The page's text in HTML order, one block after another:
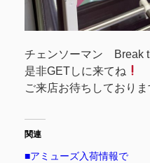
チェンソーマン Break
是非GETしに来てね
ご来店お待ちしておりま
関連
■アミューズ入荷情報で